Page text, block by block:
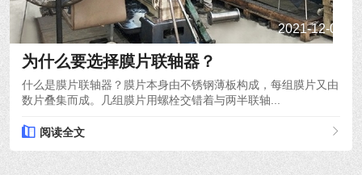
2021-12-03
为什么要选择膜片联轴器？
什么是膜片联轴器？膜片本身由不锈钢薄板构成，每组膜片又由
数片叠集而成。几组膜片用螺栓交错着与两半联轴...
阅读全文